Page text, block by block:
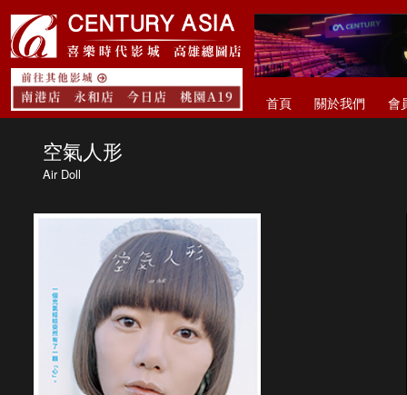
首頁 關於我們 會
空氣人形
Air Doll